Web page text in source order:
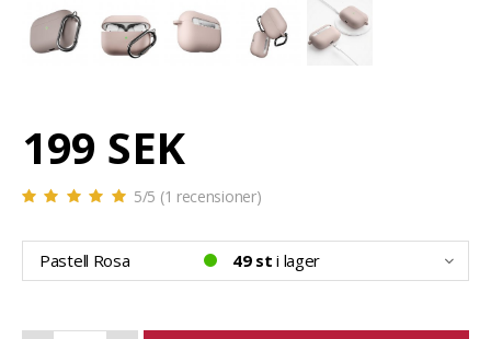
199 SEK
5/5 (1 recensioner)
Pastell Rosa 49 st i lager